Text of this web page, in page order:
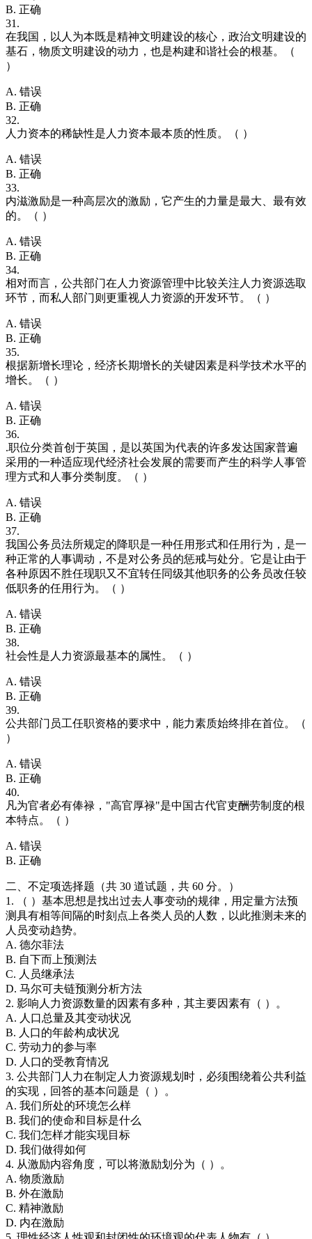
B. 正确
31.
在我国，以人为本既是精神文明建设的核心，政治文明建设的
基石，物质文明建设的动力，也是构建和谐社会的根基。（
）
A. 错误
B. 正确
32.
人力资本的稀缺性是人力资本最本质的性质。（ ）
A. 错误
B. 正确
33.
内滋激励是一种高层次的激励，它产生的力量是最大、最有效
的。（ ）
A. 错误
B. 正确
34.
相对而言，公共部门在人力资源管理中比较关注人力资源选取
环节，而私人部门则更重视人力资源的开发环节。（ ）
A. 错误
B. 正确
35.
根据新增长理论，经济长期增长的关键因素是科学技术水平的
增长。（ ）
A. 错误
B. 正确
36.
.职位分类首创于英国，是以英国为代表的许多发达国家普遍
采用的一种适应现代经济社会发展的需要而产生的科学人事管
理方式和人事分类制度。（ ）
A. 错误
B. 正确
37.
我国公务员法所规定的降职是一种任用形式和任用行为，是一
种正常的人事调动，不是对公务员的惩戒与处分。它是让由于
各种原因不胜任现职又不宜转任同级其他职务的公务员改任较
低职务的任用行为。（ ）
A. 错误
B. 正确
38.
社会性是人力资源最基本的属性。（ ）
A. 错误
B. 正确
39.
公共部门员工任职资格的要求中，能力素质始终排在首位。（
）
A. 错误
B. 正确
40.
凡为官者必有俸禄，"高官厚禄"是中国古代官吏酬劳制度的根
本特点。（ ）
A. 错误
B. 正确
二、不定项选择题（共 30 道试题，共 60 分。）
1. （ ）基本思想是找出过去人事变动的规律，用定量方法预
测具有相等间隔的时刻点上各类人员的人数，以此推测未来的
人员变动趋势。
A. 德尔菲法
B. 自下而上预测法
C. 人员继承法
D. 马尔可夫链预测分析方法
2. 影响人力资源数量的因素有多种，其主要因素有（ ）。
A. 人口总量及其变动状况
B. 人口的年龄构成状况
C. 劳动力的参与率
D. 人口的受教育情况
3. 公共部门人力在制定人力资源规划时，必须围绕着公共利益
的实现，回答的基本问题是（ ）。
A. 我们所处的环境怎么样
B. 我们的使命和目标是什么
C. 我们怎样才能实现目标
D. 我们做得如何
4. 从激励内容角度，可以将激励划分为（ ）。
A. 物质激励
B. 外在激励
C. 精神激励
D. 内在激励